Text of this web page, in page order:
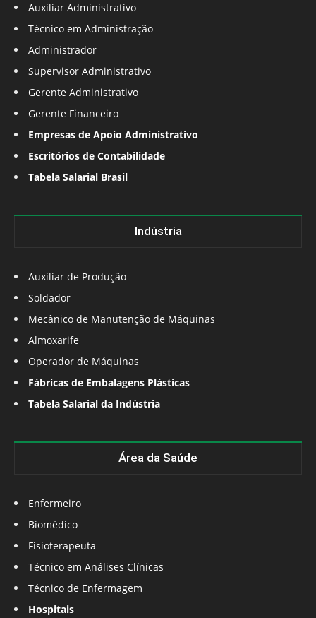
Auxiliar Administrativo
Técnico em Administração
Administrador
Supervisor Administrativo
Gerente Administrativo
Gerente Financeiro
Empresas de Apoio Administrativo
Escritórios de Contabilidade
Tabela Salarial Brasil
Indústria
Auxiliar de Produção
Soldador
Mecânico de Manutenção de Máquinas
Almoxarife
Operador de Máquinas
Fábricas de Embalagens Plásticas
Tabela Salarial da Indústria
Área da Saúde
Enfermeiro
Biomédico
Fisioterapeuta
Técnico em Análises Clínicas
Técnico de Enfermagem
Hospitais